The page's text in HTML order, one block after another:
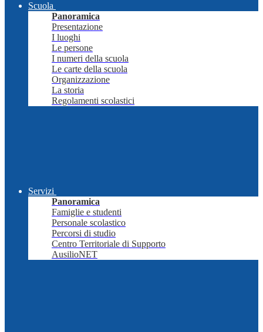
Scuola
Panoramica
Presentazione
I luoghi
Le persone
I numeri della scuola
Le carte della scuola
Organizzazione
La storia
Regolamenti scolastici
Servizi
Panoramica
Famiglie e studenti
Personale scolastico
Percorsi di studio
Centro Territoriale di Supporto
AusilioNET